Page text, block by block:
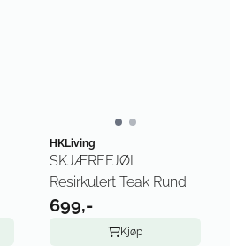
HKLiving
SKJÆREFJØL
Resirkulert Teak Rund
699,-
Kjøp